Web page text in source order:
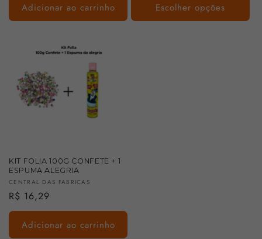
Adicionar ao carrinho Escolher opções
KIT FOLIA 100G CONFETE + 1
ESPUMA ALEGRIA
Fornecedor:
CENTRAL DAS FABRICAS
Preço
normal
R$ 16,29
Adicionar ao carrinho